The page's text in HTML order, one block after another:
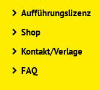
Aufführungslizenz
Shop
Kontakt/Verlage
FAQ